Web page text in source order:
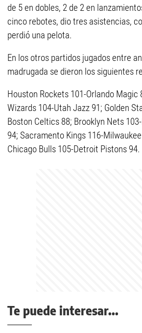
de 5 en dobles, 2 de 2 en
cinco rebotes, dio tres asistencias,
perdió una pelota.
En los otros partidos jugados entre
madrugada se dieron los siguientes
Houston Rockets 101-Orlando Magic
Wizards 104-Utah Jazz 91; Golden
Boston Celtics 88; Brooklyn Nets
94; Sacramento Kings 116-
Chicago Bulls 105-Detroit Pistons
Te puede interesar...